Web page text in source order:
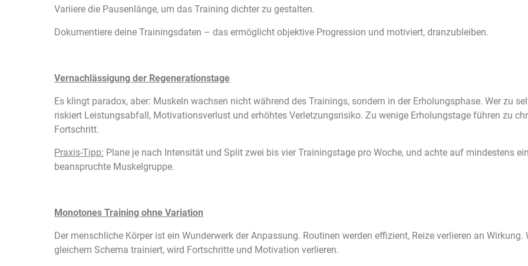
Variiere die Pausenlänge, um das Training dichter zu gestalten.
Dokumentiere deine Trainingsdaten – das ermöglicht objektive Progression und motiviert, dranzubleiben.
Vernachlässigung der Regenerationstage
Es klingt paradox, aber: Muskeln wachsen nicht während des Trainings, sondern in der Erholungsphase. Wer zu
riskiert Leistungsabfall, Motivationsverlust und erhöhtes Verletzungsrisiko. Zu wenige Erholungstage führen zu
Fortschritt.
Praxis-Tipp: Plane je nach Intensität und Split zwei bis vier Trainingstage pro Woche, und achte auf mindestens
beanspruchte Muskelgruppe.
Monotones Training ohne Variation
Der menschliche Körper ist ein Wunderwerk der Anpassung. Routinen werden effizient, Reize verlieren an
gleichem Schema trainiert, wird Fortschritte und Motivation verlieren.